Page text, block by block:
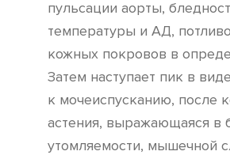
пульсации аорты,
температуры и АД,
кожных покровов в
Затем наступает пик в
к мочеиспусканию, после
астения, выражающаяся в
утомляемости, мышечной